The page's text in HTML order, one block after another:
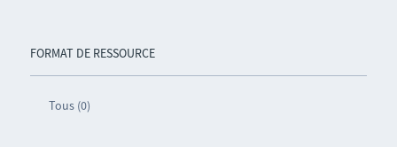
FORMAT DE RESSOURCE
Tous (0)